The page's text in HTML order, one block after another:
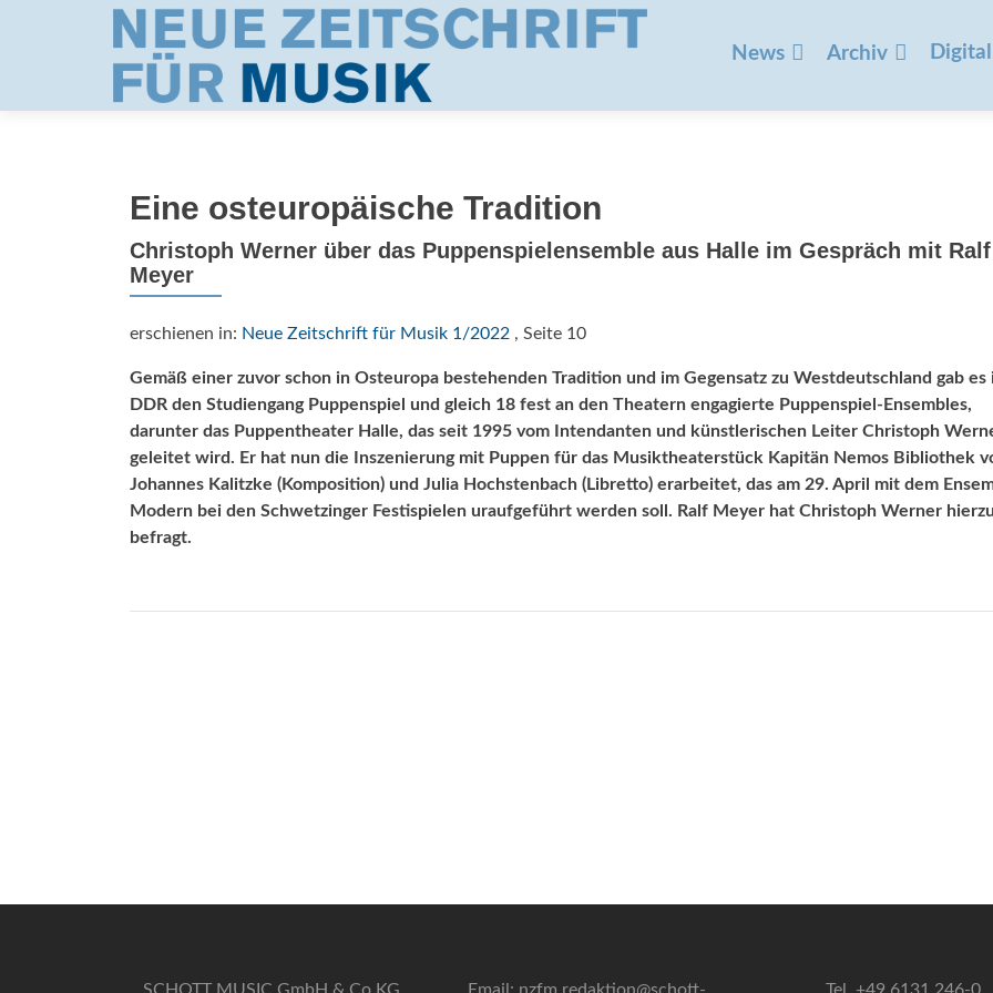
springen
News Archiv Digital
Eine osteuropäische Tradition
Christoph Werner über das Puppenspielensemble aus Halle im Gespräch mit Ralf
Meyer
erschienen in: Neue Zeitschrift für Musik 1/2022 , Seite 10
Gemäß einer zuvor schon in Osteuropa bestehenden Tradition und im Gegensatz zu Westdeutschland gab es
DDR den Studiengang Puppenspiel und gleich 18 fest an den Theatern engagierte Puppenspiel-Ensembles,
darunter das Puppentheater Halle, das seit 1995 vom Intendanten und künstlerischen Leiter Christoph
geleitet wird. Er hat nun die Inszenierung mit Puppen für das Musiktheaterstück Kapitän Nemos Bibliothek
Johannes Kalitzke (Komposition) und Julia Hochstenbach (Libretto) erarbeitet, das am 29. April mit dem
Modern bei den Schwetzinger Festispielen uraufgeführt werden soll. Ralf Meyer hat Christoph Werner hierzu
befragt.